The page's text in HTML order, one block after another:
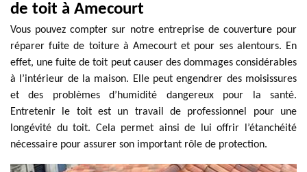
de toit à Amecourt
Vous pouvez compter sur notre entreprise de couverture pour
réparer fuite de toiture à Amecourt et pour ses alentours. En
effet, une fuite de toit peut causer des dommages considérables
à l’intérieur de la maison. Elle peut engendrer des moisissures
et des problèmes d’humidité dangereux pour la santé.
Entretenir le toit est un travail de professionnel pour une
longévité du toit. Cela permet ainsi de lui offrir l’étanchéité
nécessaire pour assurer son important rôle de protection.